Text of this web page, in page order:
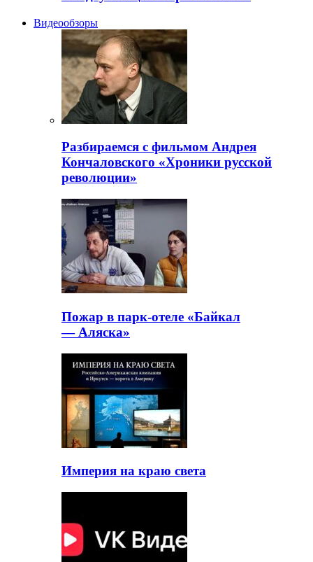
Видеообзоры
Разбираемся с фильмом Андрея
Кончаловского «Хроники русской
революции»
Пожар в парк-отеле «Байкал
— Аляска»
Империя на краю света